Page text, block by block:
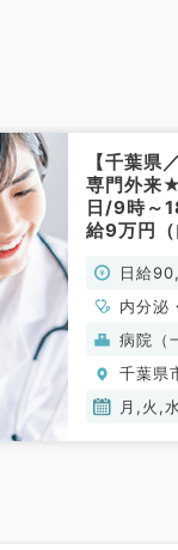
【千葉県
専門外来
日/9時～
給9万円
日給
内分泌
病院（
千葉県
月,火,